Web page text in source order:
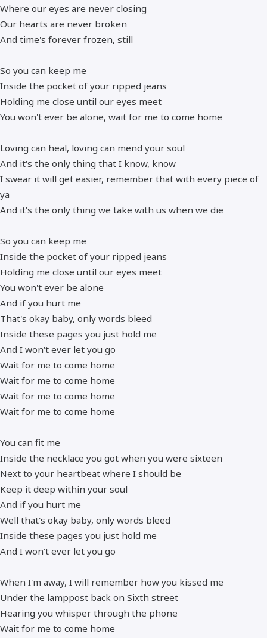
Where our eyes are never closing
Our hearts are never broken
And time's forever frozen, still
So you can keep me
Inside the pocket of your ripped jeans
Holding me close until our eyes meet
You won't ever be alone, wait for me to come home
Loving can heal, loving can mend your soul
And it's the only thing that I know, know
I swear it will get easier, remember that with every piece of
ya
And it's the only thing we take with us when we die
So you can keep me
Inside the pocket of your ripped jeans
Holding me close until our eyes meet
You won't ever be alone
And if you hurt me
That's okay baby, only words bleed
Inside these pages you just hold me
And I won't ever let you go
Wait for me to come home
Wait for me to come home
Wait for me to come home
Wait for me to come home
You can fit me
Inside the necklace you got when you were sixteen
Next to your heartbeat where I should be
Keep it deep within your soul
And if you hurt me
Well that's okay baby, only words bleed
Inside these pages you just hold me
And I won't ever let you go
When I'm away, I will remember how you kissed me
Under the lamppost back on Sixth street
Hearing you whisper through the phone
Wait for me to come home